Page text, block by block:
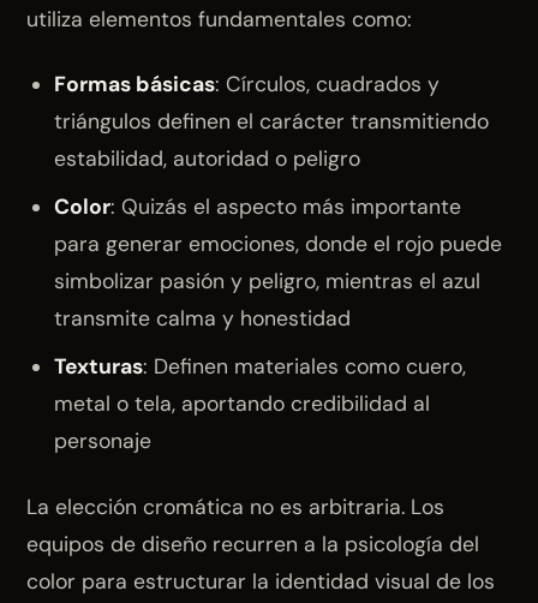
utiliza elementos fundamentales como:
Formas básicas: Círculos, cuadrados y
triángulos definen el carácter transmitiendo
estabilidad, autoridad o peligro
Color: Quizás el aspecto más importante
para generar emociones, donde el rojo puede
simbolizar pasión y peligro, mientras el azul
transmite calma y honestidad
Texturas: Definen materiales como cuero,
metal o tela, aportando credibilidad al
personaje
La elección cromática no es arbitraria. Los
equipos de diseño recurren a la psicología del
color para estructurar la identidad visual de los